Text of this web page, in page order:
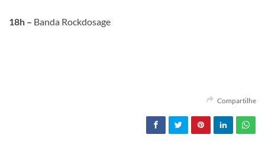
18h – Banda Rockdosage
Compartilhe